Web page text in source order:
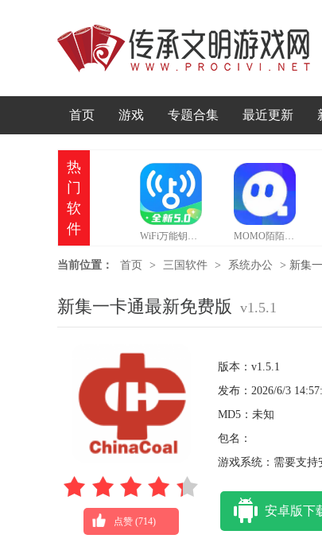
首页 游戏 专题合集 最近更新
热
门
软
件
WiFi万能钥匙官方正版 MOMO陌陌官网版
当前位置： 首页 > 三国软件 > 系统办公 > 新集
新集一卡通最新免费版 v1.5.1
点赞 (714)
版本：v1.5.1
发布：2026/6/3
MD5：未知
包名：
游戏系统：需要支持
安卓版下